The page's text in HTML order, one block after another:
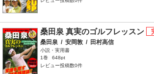
桑田泉 真実のゴルフレッスン
桑田泉 / 安岡敦 / 田村高信
小説・実用書
1巻
648pt
レビュー投稿数0件